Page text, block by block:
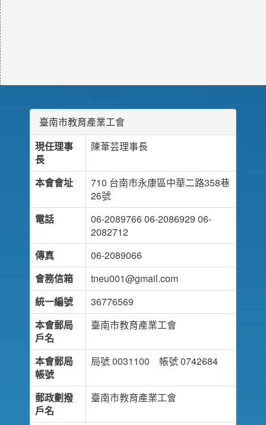
臺南市教育產業工會
現任理事
長
陳葦芸理事長
本會會址
710 台南市永康區中華二路358巷
26號
電話
06-2089766 06-2086929 06-
2082712
傳真
06-2089066
會務信箱
tneu001@gmail.com
統一編號
36776569
本會郵局
戶名
臺南市教育產業工會
本會郵局
帳號
局號 0031100 帳號 0742684
郵政劃撥
戶名
臺南市教育產業工會